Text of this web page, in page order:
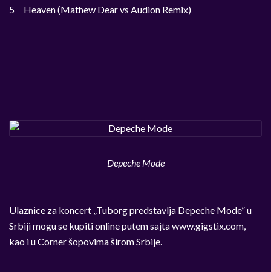
5 Heaven (Mathew Dear vs Audion Remix)
Depeche Mode
Ulaznice za koncert „Tuborg predstavlja Depeche Mode” u
Srbiji mogu se kupiti online putem sajta www.gigstix.com,
kao i u Corner šopovima širom Srbije.